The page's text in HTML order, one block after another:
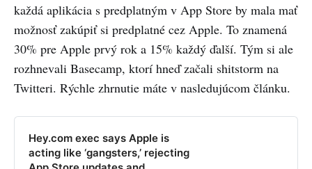
každá aplikácia s predplatným v App Store by mala mať
možnosť zakúpiť si predplatné cez Apple. To znamená
30% pre Apple prvý rok a 15% každý ďalší. Tým si ale
rozhnevali Basecamp, ktorí hneď začali shitstorm na
Twitteri. Rýchle zhrnutie máte v nasledujúcom článku.
Hey.com exec says Apple is
acting like ‘gangsters,’ rejecting